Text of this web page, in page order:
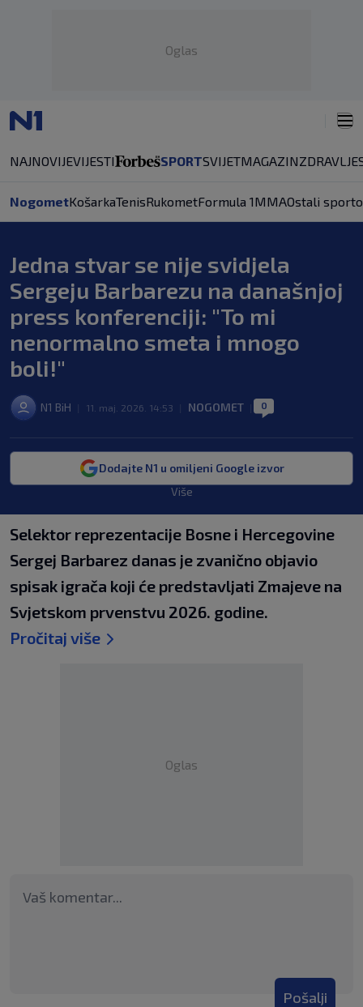
Oglas
NAJNOVIJEVIJESTI SPORTSVIJETMAGAZINZDRAVLJE
NogometKošarkaTenisRukometFormula 1MMAOstali
Jedna stvar se nije svidjela
Sergeju Barbarezu na današnjoj
press konferenciji: "To mi
nenormalno smeta i mnogo
boli!"
N1 BiH 11. maj. 2026. 14:53 NOGOMET 0
Dodajte N1 u omiljeni Google izvor
Više
Selektor reprezentacije Bosne i Hercegovine
Sergej Barbarez danas je zvanično objavio
spisak igrača koji će predstavljati Zmajeve na
Svjetskom prvenstvu 2026. godine.
Pročitaj više
Oglas
Pošalji